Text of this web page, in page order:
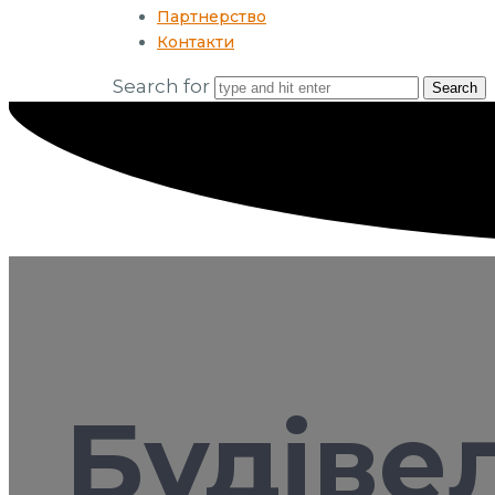
Партнерство
Контакти
Search for